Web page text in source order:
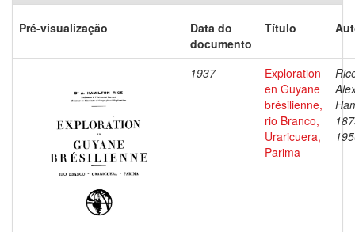
Pré-visualização
Data do
documento
Título
1937
Exploration
en Guyane
brésilienne,
rio Branco,
Uraricuera,
Parima